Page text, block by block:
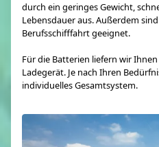
durch ein geringes Gewicht,
Lebensdauer aus. Außerdem
Berufsschifffahrt geeignet.
Für die Batterien liefern wir
Ladegerät. Je nach Ihren
individuelles Gesamtsystem.